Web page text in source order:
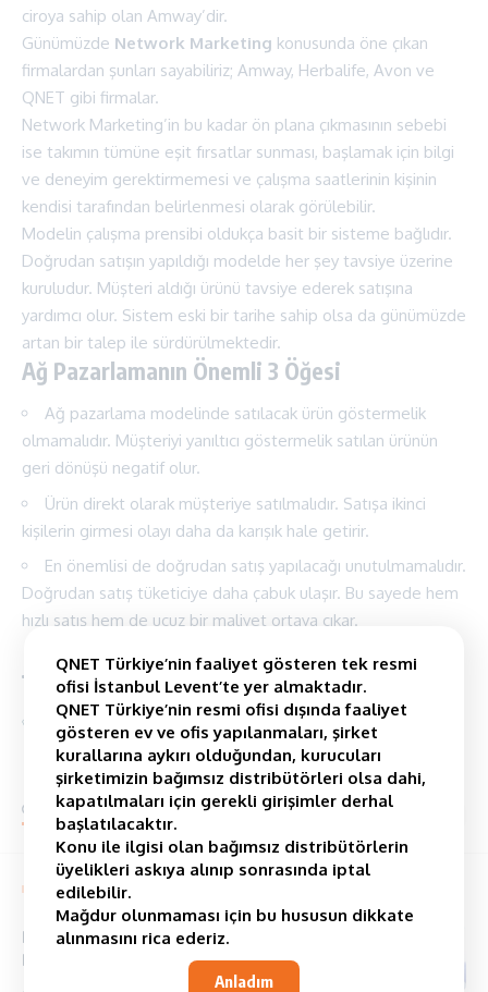
ciroya sahip olan Amway’dir.
Günümüzde Network Marketing konusunda öne çıkan
firmalardan şunları sayabiliriz; Amway, Herbalife, Avon ve
QNET gibi firmalar.
Network Marketing’in bu kadar ön plana çıkmasının sebebi
ise takımın tümüne eşit fırsatlar sunması, başlamak için bilgi
ve deneyim gerektirmemesi ve çalışma saatlerinin kişinin
kendisi tarafından belirlenmesi olarak görülebilir.
Modelin çalışma prensibi oldukça basit bir sisteme bağlıdır.
Doğrudan satışın yapıldığı modelde her şey tavsiye üzerine
kuruludur. Müşteri aldığı ürünü tavsiye ederek satışına
yardımcı olur. Sistem eski bir tarihe sahip olsa da günümüzde
artan bir talep ile sürdürülmektedir.
Ağ Pazarlamanın Önemli 3 Öğesi
Ağ pazarlama modelinde satılacak ürün göstermelik
olmamalıdır. Müşteriyi yanıltıcı göstermelik satılan ürünün
geri dönüşü negatif olur.
Ürün direkt olarak müşteriye satılmalıdır. Satışa ikinci
kişilerin girmesi olayı daha da karışık hale getirir.
En önemlisi de doğrudan satış yapılacağı unutulmamalıdır.
Doğrudan satış tüketiciye daha çabuk ulaşır. Bu sayede hem
hızlı satış hem de ucuz bir maliyet ortaya çıkar.
ETİKETLİ:
You Might also Like
Derin Bir Nefes Alın, Çünkü Hergün Yeni Bir
Başlangıçtır
QNET Türkiye’nin faaliyet gösteren tek resmi
ofisi İstanbul Levent’te yer almaktadır.
QNET Türkiye’nin resmi ofisi dışında faaliyet
gösteren ev ve ofis yapılanmaları, şirket
kurallarına aykırı olduğundan, kurucuları
şirketimizin bağımsız distribütörleri olsa dahi,
kapatılmaları için gerekli girişimler derhal
başlatılacaktır.
Konu ile ilgisi olan bağımsız distribütörlerin
üyelikleri askıya alınıp sonrasında iptal
edilebilir.
Mağdur olunmaması için bu hususun dikkate
alınmasını rica ederiz.
Anladım